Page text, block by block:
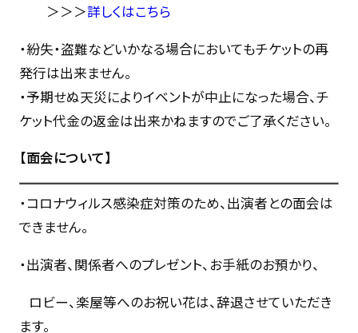
＞＞＞詳しくはこちら
・紛失・盗難などいかなる場合においてもチケットの再
発行は出来ません。
・予期せぬ天災によりイベントが中止になった場合、チ
ケット代金の返金は出来かねますのでご了承ください。
【面会について】
・コロナウィルス感染症対策のため、出演者との面会は
できません。
・出演者、関係者へのプレゼント、お手紙のお預かり、
ロビー、楽屋等へのお祝い花は、辞退させていただき
ます。